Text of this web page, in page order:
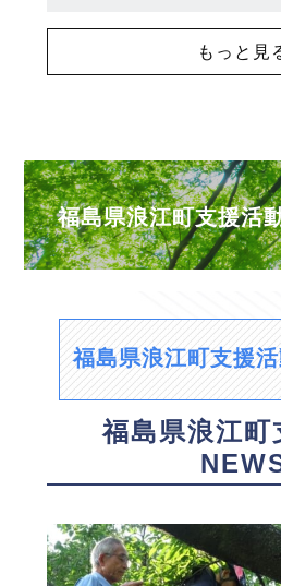
もっと見
福島県浪江町支援活
福島県浪江町支援
福島県浪江町